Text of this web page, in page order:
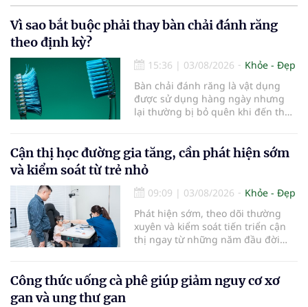
Vì sao bắt buộc phải thay bàn chải đánh răng
theo định kỳ?
15:36 | 03/08/2026
Khỏe - Đẹp
Bàn chải đánh răng là vật dụng
được sử dụng hàng ngày nhưng
lại thường bị bỏ quên khi đến thời
bàn chải quá lâu có thể làm giảm
hiệu quả làm sạch và ảnh hưởng
đến sức khỏe răng miệng...
Cận thị học đường gia tăng, cần phát hiện sớm
và kiểm soát từ trẻ nhỏ
09:09 | 03/08/2026
Khỏe - Đẹp
Phát hiện sớm, theo dõi thường
xuyên và kiểm soát tiến triển cận
thị ngay từ những năm đầu đời
trẻ. Đây cũng là định hướng của
Trung tâm Nhãn nhi và Kiểm soát
Công thức uống cà phê giúp giảm nguy cơ xơ
gan và ung thư gan